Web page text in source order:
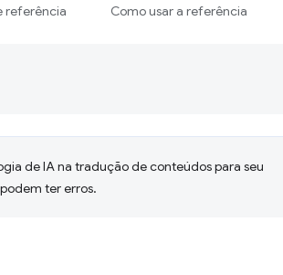
referência Como usar a referência
de IA na tradução de conteúdos para seu
ter erros.